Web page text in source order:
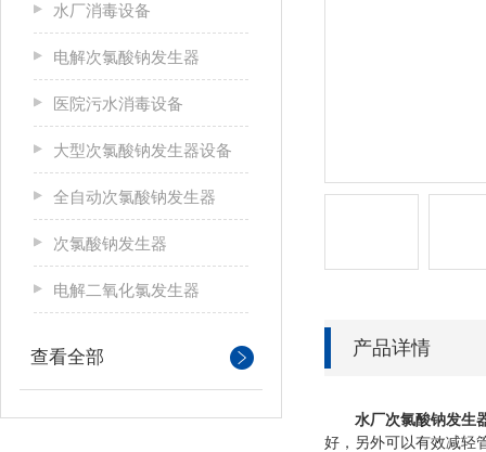
水厂消毒设备
电解次氯酸钠发生器
医院污水消毒设备
大型次氯酸钠发生器设备
全自动次氯酸钠发生器
次氯酸钠发生器
电解二氧化氯发生器
查看全部 产品详情
水厂次氯酸钠发生
好，另外可以有效减轻